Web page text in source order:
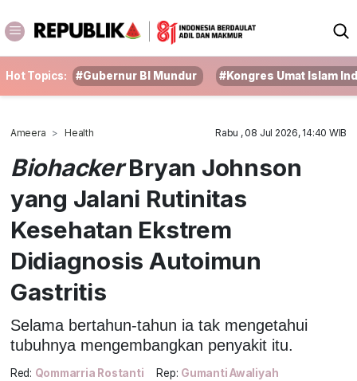
Hot Topics: #Gubernur BI Mundur #Kongres Umat Islam
Ameera Health Rabu , 08 Jul 2026, 14:40 WIB
BiohackerBryan Johnson
yang Jalani Rutinitas
Kesehatan Ekstrem
Didiagnosis Autoimun
Gastritis
Selama bertahun-tahun ia tak mengetahui
tubuhnya mengembangkan penyakit itu.
Red: Qommarria Rostanti Rep: Gumanti Awaliyah